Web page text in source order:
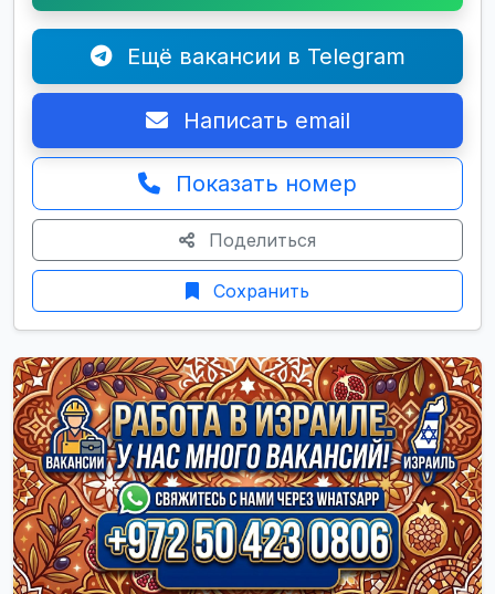
Ещё вакансии в Telegram
Написать email
Показать номер
Поделиться
Сохранить